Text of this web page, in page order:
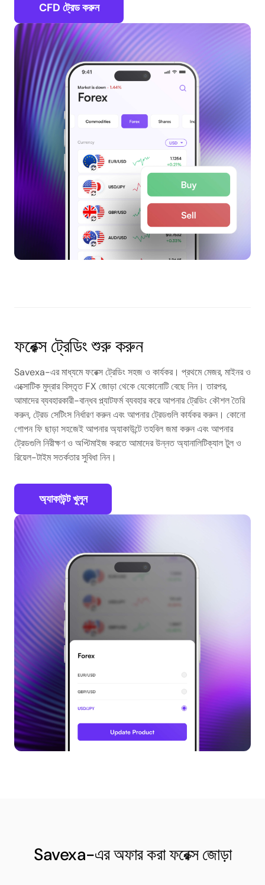
CFD ট্রেড করুন
ফরেক্স ট্রেডিং শুরু করুন
Savexa-এর মাধ্যমে ফরেক্স ট্রেডিং সহজ ও কার্যকর। প্রথমে মেজর, মাইনর ও
এক্সোটিক মুদ্রার বিস্তৃত FX জোড়া থেকে যেকোনোটি বেছে নিন। তারপর,
আমাদের ব্যবহারকারী-বান্ধব প্ল্যাটফর্ম ব্যবহার করে আপনার ট্রেডিং কৌশল তৈরি
করুন, ট্রেড সেটিংস নির্ধারণ করুন এবং আপনার ট্রেডগুলি কার্যকর করুন। কোনো
গোপন ফি ছাড়া সহজেই আপনার অ্যাকাউন্টে তহবিল জমা করুন এবং আপনার
ট্রেডগুলি নিরীক্ষণ ও অপ্টিমাইজ করতে আমাদের উন্নত অ্যানালিটিক্যাল টুল ও
রিয়েল-টাইম সতর্কতার সুবিধা নিন।
অ্যাকাউন্ট খুলুন
Savexa-এর অফার করা ফরেক্স জোড়া